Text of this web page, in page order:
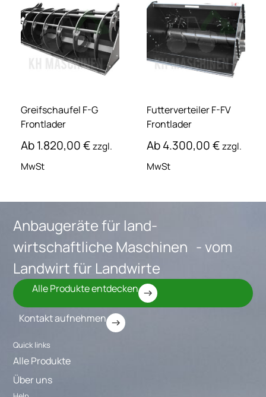
Greifschaufel F-G
Frontlader
Ab1.820,00€ zzgl.
MwSt
Futterverteiler F-FV
Frontlader
Ab4.300,00€zzgl.
MwSt
Anbaugeräte für land-
wirtschaftliche Maschinen - vom
Landwirt für Landwirte
Alle Produkte entdecken
Kontakt aufnehmen
Quick links
Alle Produkte
Über uns